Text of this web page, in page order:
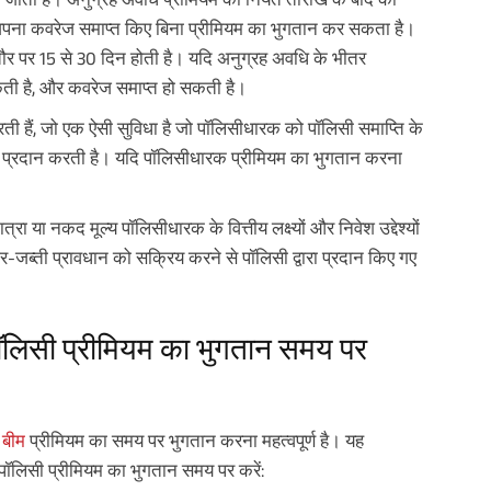
कवरेज समाप्त किए बिना प्रीमियम का भुगतान कर सकता है।
15 से 30 दिन होती है। यदि अनुग्रह अवधि के भीतर
है, और कवरेज समाप्त हो सकती है।
हैं, जो एक ऐसी सुविधा है जो पॉलिसीधारक को पॉलिसी समाप्ति के
करती है। यदि पॉलिसीधारक प्रीमियम का भुगतान करना
या नकद मूल्य पॉलिसीधारक के वित्तीय लक्ष्यों और निवेश उद्देश्यों
प्रावधान को सक्रिय करने से पॉलिसी द्वारा प्रदान किए गए
प्रीमियम का भुगतान समय पर
प्रीमियम का समय पर भुगतान करना महत्वपूर्ण है। यह
प्रीमियम का भुगतान समय पर करें: